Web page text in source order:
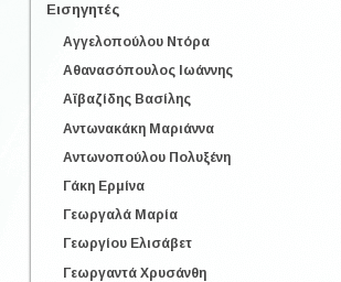
Εισηγητές
Αγγελοπούλου Ντόρα
Αθανασόπουλος Ιωάννης
Αϊβαζίδης Βασίλης
Αντωνακάκη Μαριάννα
Αντωνοπούλου Πολυξένη
Γάκη Ερμίνα
Γεωργαλά Μαρία
Γεωργίου Ελισάβετ
Γεωργαντά Χρυσάνθη